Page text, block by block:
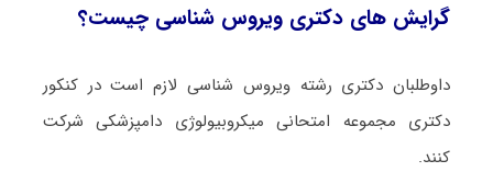
گرایش های دکتری وﻳﺮوس ﺷﻨﺎسی چیست؟
داوطلبان دکتری رشته وﻳﺮوس ﺷﻨﺎسی لازم است در کنکور
دکتری مجموعه امتحانی میکروبیولوژی دامپزشکی شرکت
کنند.